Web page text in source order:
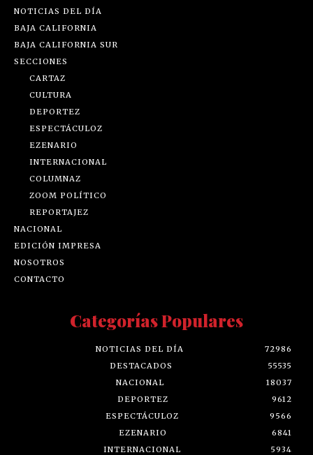
NOTICIAS DEL DÍA
BAJA CALIFORNIA
BAJA CALIFORNIA SUR
SECCIONES
CARTAZ
CULTURA
DEPORTEZ
ESPECTÁCULOZ
EZENARIO
INTERNACIONAL
COLUMNAZ
ZOOM POLÍTICO
REPORTAJEZ
NACIONAL
EDICIÓN IMPRESA
NOSOTROS
CONTACTO
Categorías Populares
NOTICIAS DEL DÍA
72986
DESTACADOS
55535
NACIONAL
18037
DEPORTEZ
9612
ESPECTÁCULOZ
9566
EZENARIO
6841
INTERNACIONAL
5934